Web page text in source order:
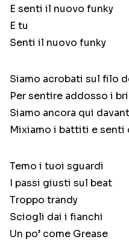
E senti il nuovo funky
E tu
Senti il nuovo funky
Siamo acrobati sul filo
Per sentire addosso i
Siamo ancora qui
Mixiamo i battiti e senti
Temo i tuoi sguardi
I passi giusti sul beat
Troppo trandy
Sciogli dai i fianchi
Un po’ come Grease